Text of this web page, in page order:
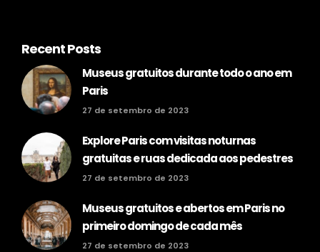
Recent Posts
Museus gratuitos durante todo o ano em
Paris
27 de setembro de 2023
Explore Paris com visitas noturnas
gratuitas e ruas dedicada aos pedestres
27 de setembro de 2023
Museus gratuitos e abertos em Paris no
primeiro domingo de cada mês
27 de setembro de 2023